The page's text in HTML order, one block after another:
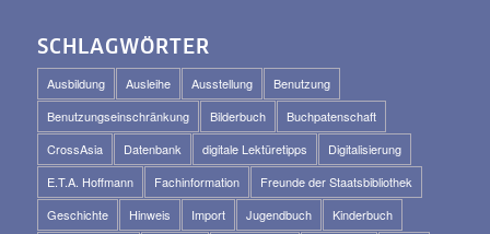
SCHLAGWÖRTER
Ausbildung Ausleihe Ausstellung
Benutzung
Benutzungseinschränkung
Bilderbuch
Buchpatenschaft
CrossAsia
Datenbank digitale Lektüretipps
Digitalisierung
E.T.A. Hoffmann
Fachinformation
Freunde der Staatsbibliothek
Geschichte
Hinweis Import Jugendbuch
Kinderbuch